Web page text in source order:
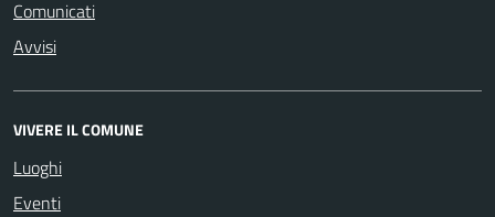
Comunicati
Avvisi
VIVERE IL COMUNE
Luoghi
Eventi